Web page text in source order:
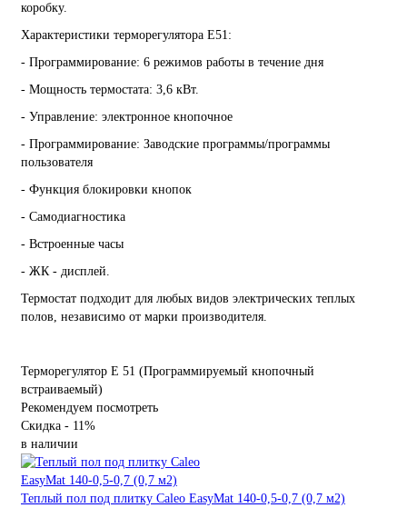
коробку.
Характеристики терморегулятора Е51:
- Программирование: 6 режимов работы в течение дня
- Мощность термостата: 3,6 кВт.
- Управление: электронное кнопочное
- Программирование: Заводские программы/программы
пользователя
- Функция блокировки кнопок
- Самодиагностика
- Встроенные часы
- ЖК - дисплей.
Термостат подходит для любых видов электрических теплых
полов, независимо от марки производителя.
Терморегулятор E 51 (Программируемый кнопочный
встраиваемый)
Рекомендуем посмотреть
Скидка - 11%
в наличии
Теплый пол под плитку Caleo EasyMat 140-0,5-0,7 (0,7 м2)